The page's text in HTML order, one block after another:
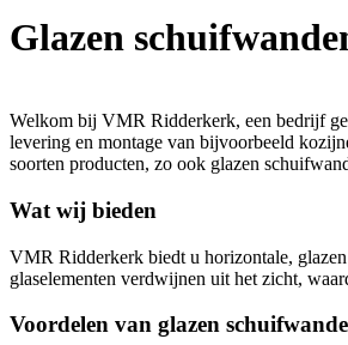
Glazen
Welkom bij VMR Ridderkerk, een bedrijf
levering en montage van bijvoorbeeld
soorten producten, zo ook glazen
Wat wij bieden
VMR Ridderkerk biedt u horizontale,
glaselementen verdwijnen uit het zicht,
Voordelen van glazen